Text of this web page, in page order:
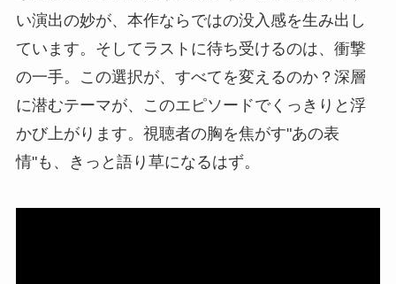
い演出の妙が、本作ならではの没入感を生み出し
ています。そしてラストに待ち受けるのは、衝撃
の一手。この選択が、すべてを変えるのか？深層
に潜むテーマが、このエピソードでくっきりと浮
かび上がります。視聴者の胸を焦がす"あの表
情"も、きっと語り草になるはず。